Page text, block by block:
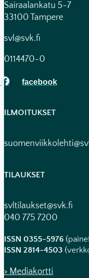
Sairaalankatu 5-7
33100 Tampere
svl@svk.fi
0114470-0
ILMOITUKSET
TILAUKSET
svltilaukset@svk.fi
040 775 7200
ISSN 0355-5976
ISSN 2814-4503
> Mediakortti